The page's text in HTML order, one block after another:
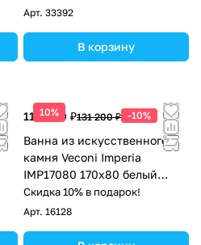
Арт. 33392
В корзину
10%
118 080 ₽131 200 ₽ -10%
Ванна из искусственного
камня Veconi Imperia
IMP17080 170x80 белый
глянец
Скидка 10% в подарок!
Арт. 16128